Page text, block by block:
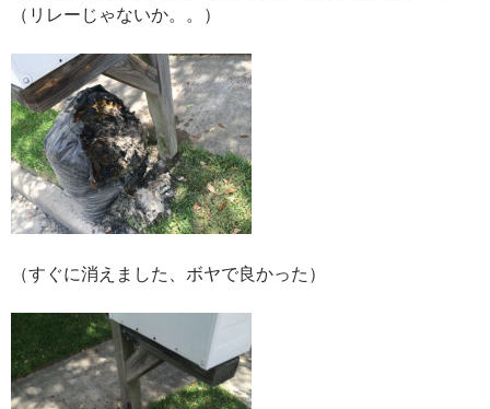
（リレーじゃないか。。）
（すぐに消えました、ボヤで良かった）